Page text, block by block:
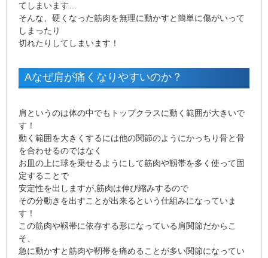
てしまいます…
そんな、硬くなった筋肉を無理に動かすと簡単に傷がいって
しまったり
切れたりしてしまいます！
Aなぜ肩が痛くなりやすいのか？
肩というのは体の中でもトップクラスに動く範囲が大きいで
す！
動く範囲を大きくするには他の関節のようにかっちり骨と骨
を合わせるのではなく
お皿の上に球を乗せるようにして筋肉や靱帯を多く使って固
定することで
安定性を出しますが,筋肉は伸び縮みするので
その分動きを出すことが出来るという仕組みになっていま
す！
この筋肉や靱帯に依存する形になっている肩関節だからこ
そ、
急に動かすと筋肉や靭帯を痛めることが多い関節になってい